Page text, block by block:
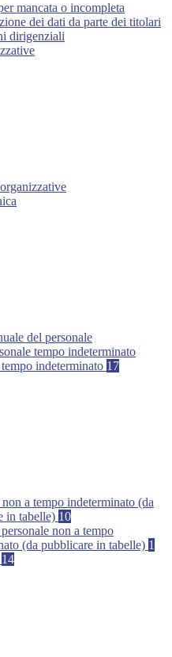
mancata o incompleta
dei dati da parte dei titolari
dirigenziali
del personale
tempo indeterminato
indeterminato 17
non a tempo indeterminato (da
in tabelle) 10
non a tempo
(da pubblicare in tabelle) 1
14